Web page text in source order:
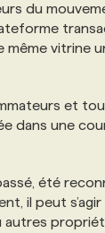
du
vitrine
et
dans une
été
il peut